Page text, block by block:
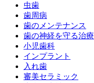
虫歯
歯周病
歯のメンテナンス
歯の神経を守る治療
小児歯科
インプラント
入れ歯
審美セラミック